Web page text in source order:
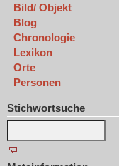
Bild/ Objekt
Blog
Chronologie
Lexikon
Orte
Personen
Stichwortsuche